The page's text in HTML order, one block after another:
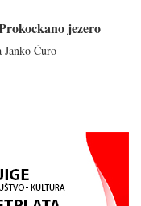
jezero
Janko Ćuro